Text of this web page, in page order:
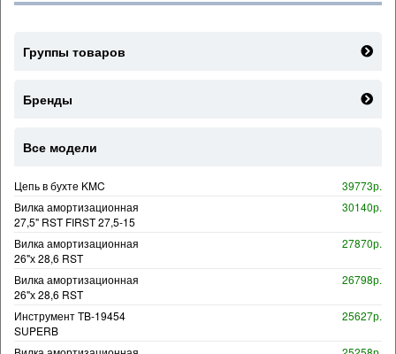
Группы товаров
Бренды
Все модели
Цепь в бухте KMC
39773р.
Вилка амортизационная
27,5" RST FIRST 27,5-15
30140р.
Вилка амортизационная
26"х 28,6 RST
27870р.
Вилка амортизационная
26"х 28,6 RST
26798р.
Инструмент TB-19454
SUPERB
25627р.